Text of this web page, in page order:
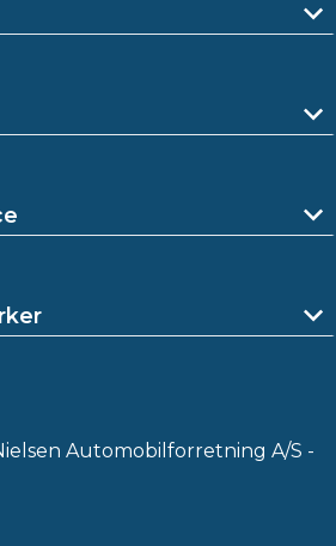
Automobilforretning A/S -